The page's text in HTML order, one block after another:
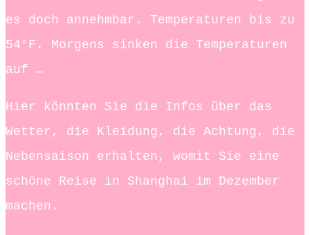
es doch annehmbar. Temperaturen bis zu
54°F. Morgens sinken die Temperaturen
auf …
Hier könnten Sie die Infos über das
Wetter, die Kleidung, die Achtung, die
Nebensaison erhalten, womit Sie eine
schöne Reise in Shanghai im Dezember
machen.